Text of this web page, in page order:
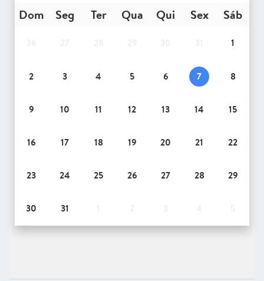
Dom Seg Ter Qua Qui Sex Sáb
1
2 3 4 5 6 7 8
9 10 11 12 13 14 15
16 17 18 19 20 21 22
23 24 25 26 27 28 29
30 31